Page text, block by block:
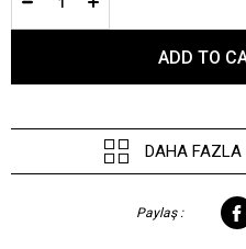
DAHA FAZLA
Paylaş :